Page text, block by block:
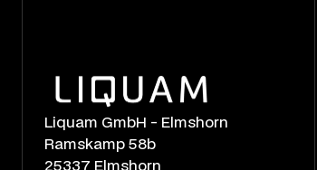
Liquam GmbH - Elmshorn
Ramskamp 58b
25337 Elmshorn